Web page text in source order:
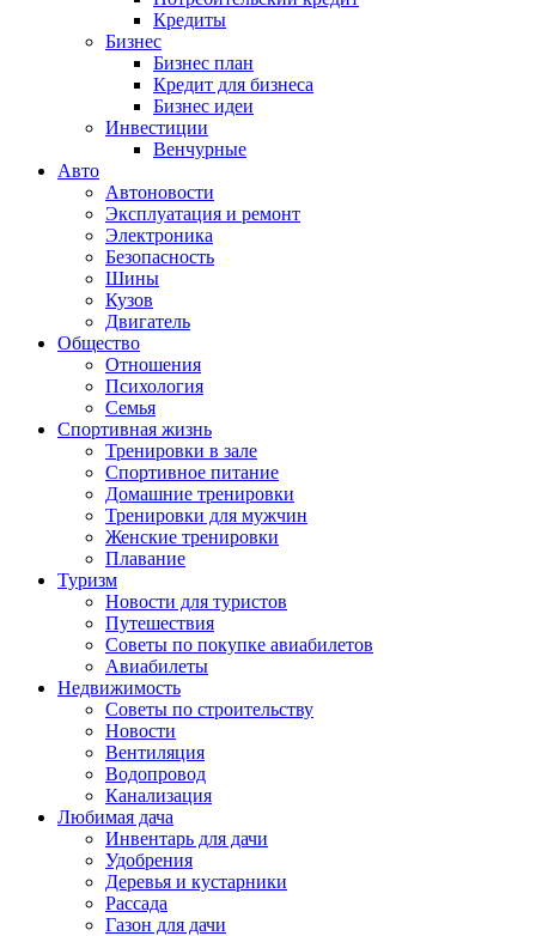
Кредиты
Бизнес
Бизнес план
Кредит для бизнеса
Бизнес идеи
Инвестиции
Венчурные
Авто
Автоновости
Эксплуатация и ремонт
Электроника
Безопасность
Шины
Кузов
Двигатель
Общество
Отношения
Психология
Семья
Спортивная жизнь
Тренировки в зале
Спортивное питание
Домашние тренировки
Тренировки для мужчин
Женские тренировки
Плавание
Туризм
Новости для туристов
Путешествия
Советы по покупке авиабилетов
Авиабилеты
Недвижимость
Советы по строительству
Новости
Вентиляция
Водопровод
Канализация
Любимая дача
Инвентарь для дачи
Удобрения
Деревья и кустарники
Рассада
Газон для дачи